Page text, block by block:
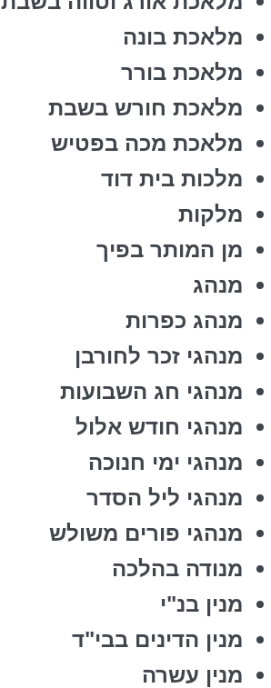
מלאכת בונה
מלאכת בורר
מלאכת חורש בשבת
מלאכת מכה בפטיש
מלכות בית דוד
מלקות
מן המותר בפיך
מנהג
מנהג כפרות
מנהגי זכר לחורבן
מנהגי חג השבועות
מנהגי חודש אלול
מנהגי ימי חנוכה
מנהגי ליל הסדר
מנהגי פורים משולש
מנודה בהלכה
מנין בנ"י
מנין הדינים בבי"ד
מנין עשרה